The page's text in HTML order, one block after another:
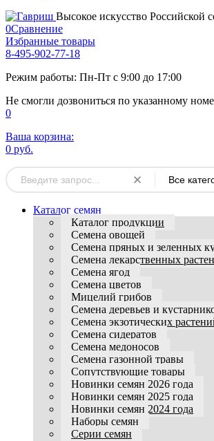
Высокое искусство Российской
0Сравнение
Избранные товары
8-495-902-77-18
Режим работы: Пн-Пт с 9:00 до 17:00
Не смогли дозвониться по указанному
0
Ваша корзина:
0 руб.
Все
Каталог семян
Каталог продукции
Семена овощей
Семена пряных и зеленных
Семена лекарственных
Семена ягод
Семена цветов
Мицелий грибов
Семена деревьев и
Семена экзотических
Семена сидератов
Семена медоносов
Семена газонной травы
Сопутствующие товары
Новинки семян 2026 года
Новинки семян 2025 года
Новинки семян 2024 года
Наборы семян
Серии семян